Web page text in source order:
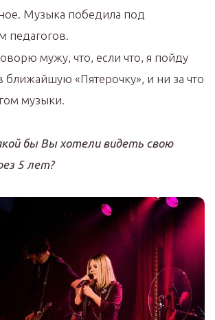
Музыка победила под
педагогов.
мужу, что, если что, я пойду
ближайшую «Пятерочку», и ни за что
музыки.
бы Вы хотели видеть свою
5 лет?